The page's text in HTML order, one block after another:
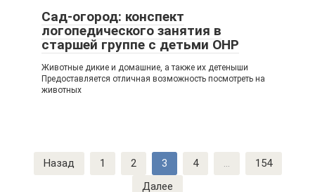
Сад-огород: конспект
логопедического занятия в
старшей группе с детьми ОНР
Животные дикие и домашние, а также их детеныши
Предоставляется отличная возможность посмотреть на
животных
Навигация
Назад 1 2 3 4 ...
154
Далее